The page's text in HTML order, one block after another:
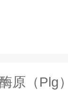
原（Plg